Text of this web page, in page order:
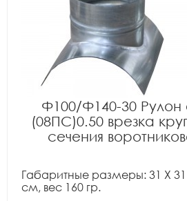
Ф100/Ф140-30 Рулон
(08ПС)0.50 врезка
сечения
Габаритные размеры: 31 X 31
см, вес 160 гр.